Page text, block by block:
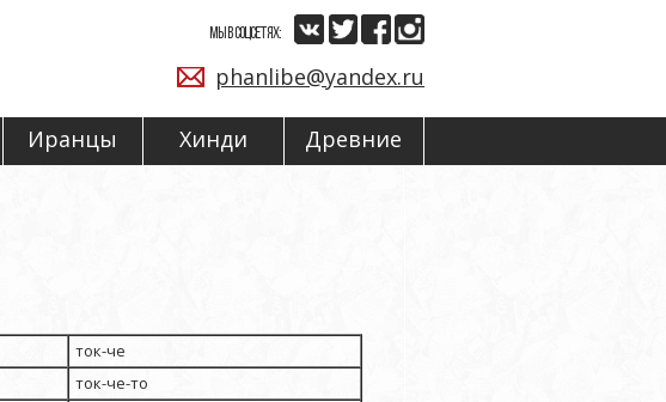
МЫ В СОЦСЕТЯХ:
phanlibe@yandex.ru
Иранцы Хинди Древние
ток-че
ток-че-то